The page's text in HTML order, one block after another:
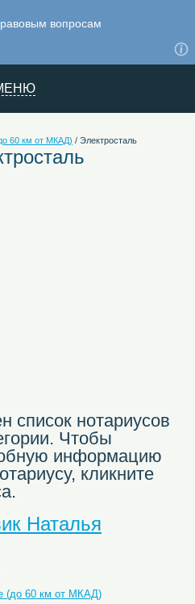
60 км от МКАД) / Электросталь
список нотариусов
Чтобы
информацию
кликните
Наталья
(до 60 км от МКАД)